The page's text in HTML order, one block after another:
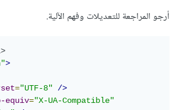
أرجو المراجعة للتعديلات وفهم الآلية.
>
="UTF-8"
/>
equiv="X-UA-Compatible"